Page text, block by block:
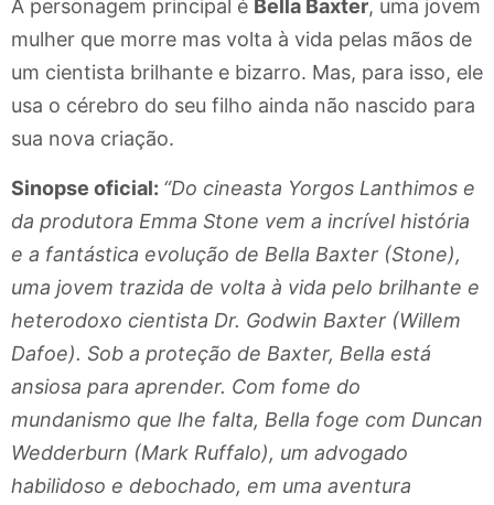
A personagem principal é Bella Baxter, uma jovem
mulher que morre mas volta à vida pelas mãos de
um cientista brilhante e bizarro. Mas, para isso, ele
usa o cérebro do seu filho ainda não nascido para
sua nova criação.
Sinopse oficial: “Do cineasta Yorgos Lanthimos e
da produtora Emma Stone vem a incrível história
e a fantástica evolução de Bella Baxter (Stone),
uma jovem trazida de volta à vida pelo brilhante e
heterodoxo cientista Dr. Godwin Baxter (Willem
Dafoe). Sob a proteção de Baxter, Bella está
ansiosa para aprender. Com fome do
mundanismo que lhe falta, Bella foge com Duncan
Wedderburn (Mark Ruffalo), um advogado
habilidoso e debochado, em uma aventura